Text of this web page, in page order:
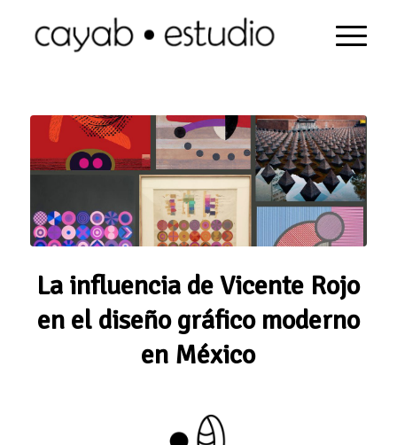
La influencia de Vicente Rojo
en el diseño gráfico moderno
en México